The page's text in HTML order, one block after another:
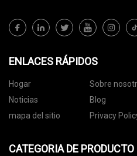
ENLACES RÁPIDOS
Hogar Sobre
Noticias
Blog
mapa del sitio
Privacy
CATEGORIA DE PRODUCTO